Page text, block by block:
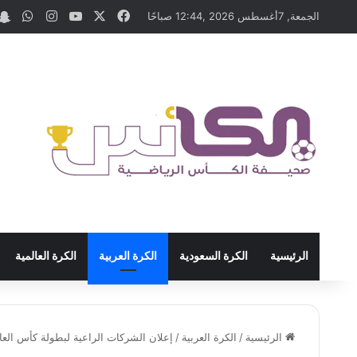
الجمعة, 7أغسطس 2026 ,12:44 صباحًا فيسبوك ‫YouTubeانستقرام
الرئيسية الكرة السعودية الكرة العربية الكرة العالمية
الرئيسية / الكرة العربية / إعلان الشركات الراعية لبطولة كأس العالم